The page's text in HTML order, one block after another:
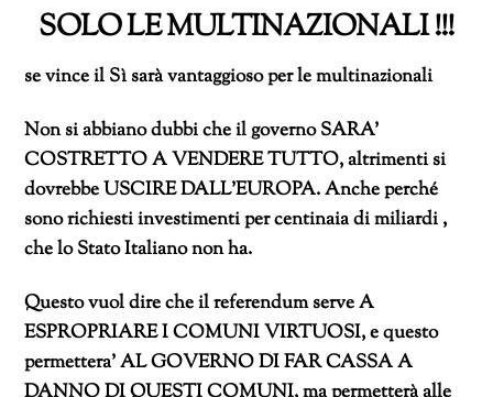
SOLO LE MULTINAZIONALI !!!
se vince il Sì sarà vantaggioso per le multinazionali
Non si abbiano dubbi che il governo SARA’
COSTRETTO A VENDERE TUTTO, altrimenti si
dovrebbe USCIRE DALL’EUROPA. Anche perché
sono richiesti investimenti per centinaia di miliardi ,
che lo Stato Italiano non ha.
Questo vuol dire che il referendum serve A
ESPROPRIARE I COMUNI VIRTUOSI, e questo
permettera’ AL GOVERNO DI FAR CASSA A